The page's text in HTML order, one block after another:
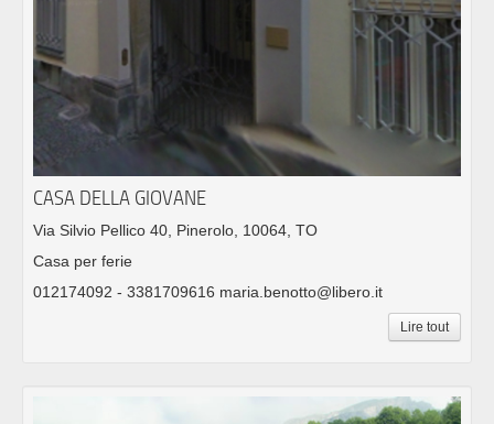
CASA DELLA GIOVANE
Via Silvio Pellico 40, Pinerolo, 10064, TO
Casa per ferie
012174092 - 3381709616 maria.benotto@libero.it
Lire tout